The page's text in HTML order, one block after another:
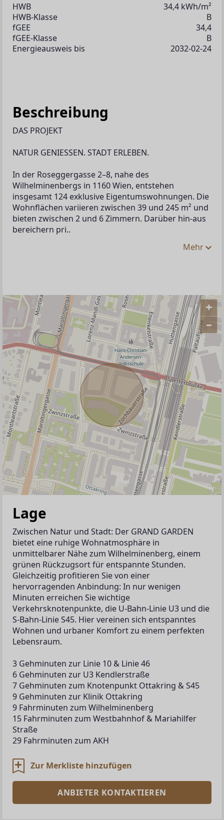
HWB
34,4 kWh/m²
HWB-Klasse
B
fGEE
34,4
fGEE-Klasse
B
Energieausweis bis
2032-02-24
Beschreibung
DAS PROJEKT
NATUR GENIESSEN. STADT ERLEBEN.
In der Roseggergasse 2–8, nahe des
Wilhelminenbergs in 1160 Wien, entstehen
insgesamt 124 exklusive Eigentumswohnungen. Die
Wohnflächen variieren zwischen 39 und 245 m² und
bieten zwischen 2 und 6 Zimmern. Darüber hin-aus
bereichern pri..
Mehr
+
–
ANBIETER KONTAKTIEREN
Lage
Zwischen Natur und Stadt: Der GRAND GARDEN
bietet eine ruhige Wohnatmosphäre in
unmittelbarer Nähe zum Wilhelminenberg, einem
grünen Rückzugsort für entspannte Stunden.
Gleichzeitig profitieren Sie von einer
hervorragenden Anbindung: In nur wenigen
Minuten erreichen Sie wichtige
Verkehrsknotenpunkte, die U-Bahn-Linie U3 und die
S-Bahn-Linie S45. Hier vereinen sich entspanntes
Wohnen und urbaner Komfort zu einem perfekten
Lebensraum.
3 Gehminuten zur Linie 10 & Linie 46
6 Gehminuten zur U3 Kendlerstraße
7 Gehminuten zum Knotenpunkt Ottakring & S45
9 Gehminuten zur Klinik Ottakring
9 Fahrminuten zum Wilhelminenberg
15 Fahrminuten zum Westbahnhof & Mariahilfer
Straße
29 Fahrminuten zum AKH
Zur Merkliste hinzufügen
ANBIETER KONTAKTIEREN